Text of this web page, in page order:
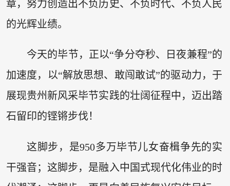
章，努力创造出不负历史、不负时代、不负人民
的光辉业绩。
今天的毕节，正以“争分夺秒、日夜兼程”的
加速度，以“解放思想、敢闯敢试”的驱动力，于
展现贵州新风采毕节实践的壮阔征程中，迈出踏
石留印的铿锵步伐！
这脚步，是950多万毕节儿女奋楫争先的实
干强音；这脚步，是融入中国式现代化伟业的时